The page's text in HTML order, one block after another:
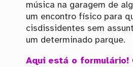
música na garagem de
um encontro físico para
cisdissidentes sem
um determinado parque.
Aqui está o formulário!